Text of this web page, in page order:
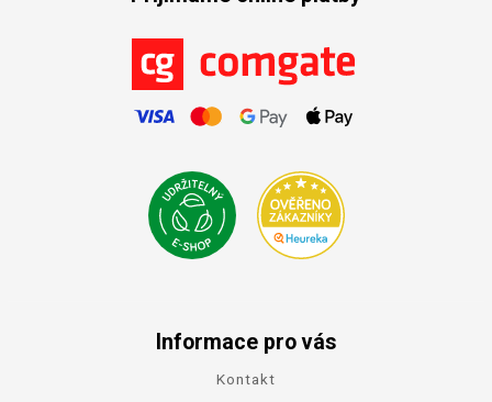
Informace pro vás
Kontakt